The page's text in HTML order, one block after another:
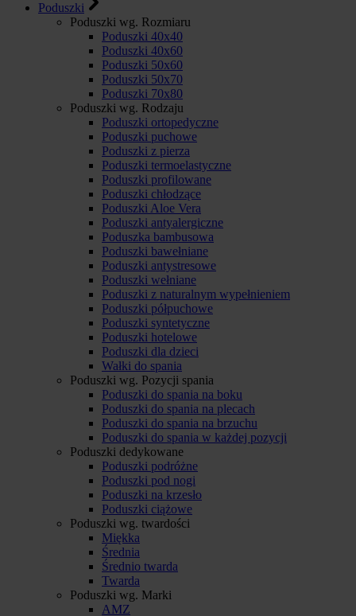
Poduszki
Poduszki wg. Rozmiaru
Poduszki 40x40
Poduszki 40x60
Poduszki 50x60
Poduszki 50x70
Poduszki 70x80
Poduszki wg. Rodzaju
Poduszki ortopedyczne
Poduszki puchowe
Poduszki z pierza
Poduszki termoelastyczne
Poduszki profilowane
Poduszki chłodzące
Poduszki Aloe Vera
Poduszki antyalergiczne
Poduszka bambusowa
Poduszki bawełniane
Poduszki antystresowe
Poduszki wełniane
Poduszki z naturalnym wypełnieniem
Poduszki półpuchowe
Poduszki syntetyczne
Poduszki hotelowe
Poduszki dla dzieci
Wałki do spania
Poduszki wg. Pozycji spania
Poduszki do spania na boku
Poduszki do spania na plecach
Poduszki do spania na brzuchu
Poduszki do spania w każdej pozycji
Poduszki dedykowane
Poduszki podróżne
Poduszki pod nogi
Poduszki na krzesło
Poduszki ciążowe
Poduszki wg. twardości
Miękka
Średnia
Średnio twarda
Twarda
Poduszki wg. Marki
AMZ